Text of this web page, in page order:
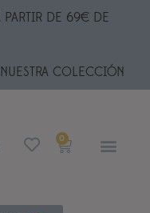
DE 69€ DE
COLECCIÓN
0